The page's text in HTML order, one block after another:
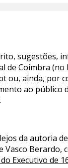
sugestões,
Coimbra
ou, ainda, por
ao
.
da autoria
Executivo de